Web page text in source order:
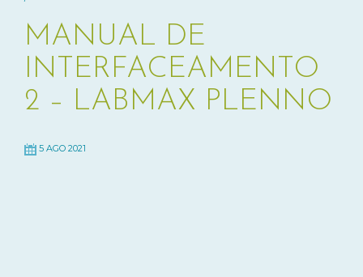
MANUAL DE
INTERFACEAMENTO
2 – LABMAX PLENNO
5 AGO 2021